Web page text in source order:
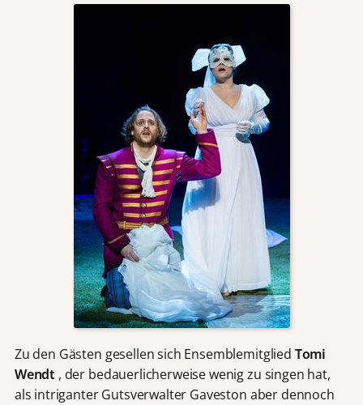
Zu den Gästen gesellen sich Ensemblemitglied Tomi
Wendt , der bedauerlicherweise wenig zu singen hat,
als intriganter Gutsverwalter Gaveston aber dennoch